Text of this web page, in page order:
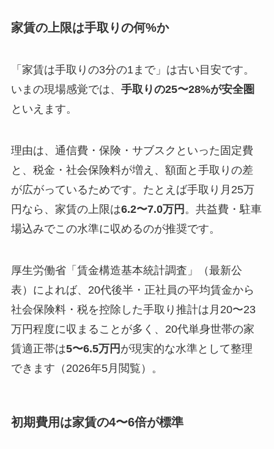
家賃の上限は手取りの何%か
「家賃は手取りの3分の1まで」は古い目安です。
いまの現場感覚では、 手取りの25〜28%が安全圏
といえます。
理由は、通信費・保険・サブスクといった固定費
と、税金・社会保険料が増え、額面と手取りの差
が広がっているためです。たとえば手取り月25万
円なら、家賃の上限は6.2〜7.0万円 。共益費・駐車
場込みでこの水準に収めるのが推奨です。
厚生労働省「賃金構造基本統計調査」（最新公
表）によれば、20代後半・正社員の平均賃金から
社会保険料・税を控除した手取り推計は月20〜23
万円程度に収まることが多く、20代単身世帯の家
賃適正帯は5〜6.5万円 が現実的な水準として整理
できます（2026年5月閲覧）。
初期費用は家賃の4〜6倍が標準